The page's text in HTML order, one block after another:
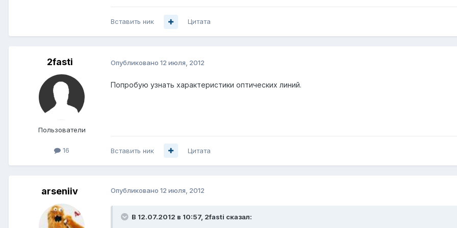
Вставить ник Цитата
2fasti
Пользователи
16
Опубликовано 12 июля, 2012
Попробую узнать характеристики оптических линий.
Вставить ник Цитата
arseniiv Опубликовано 12 июля, 2012
В 12.07.2012 в 10:57, 2fasti сказал: